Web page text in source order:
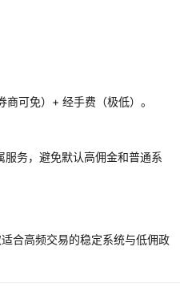
可免）+ 经手费（极低）。
务，避免默认高佣金和普通系
合高频交易的稳定系统与低佣政